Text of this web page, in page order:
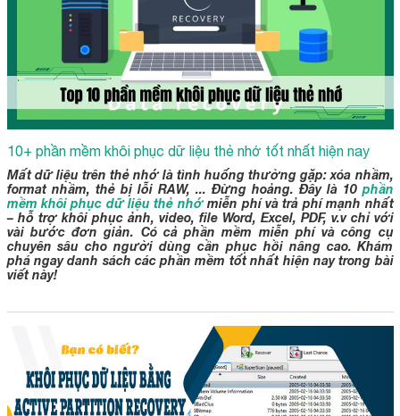
10+ phần mềm khôi phục dữ liệu thẻ nhớ tốt nhất hiện nay
Mất dữ liệu trên thẻ nhớ là tình huống thường gặp: xóa nhầm,
format nhầm, thẻ bị lỗi RAW, ... Đừng hoảng. Đây là 10 phần
mềm khôi phục dữ liệu thẻ nhớmiễn phí và trả phí mạnh nhất
– hỗ trợ khôi phục ảnh, video, file Word, Excel, PDF, v.v chỉ với
vài bước đơn giản. Có cả phần mềm miễn phí và công cụ
chuyên sâu cho người dùng cần phục hồi nâng cao. Khám
phá ngay danh sách các phần mềm tốt nhất hiện nay trong bài
viết này!